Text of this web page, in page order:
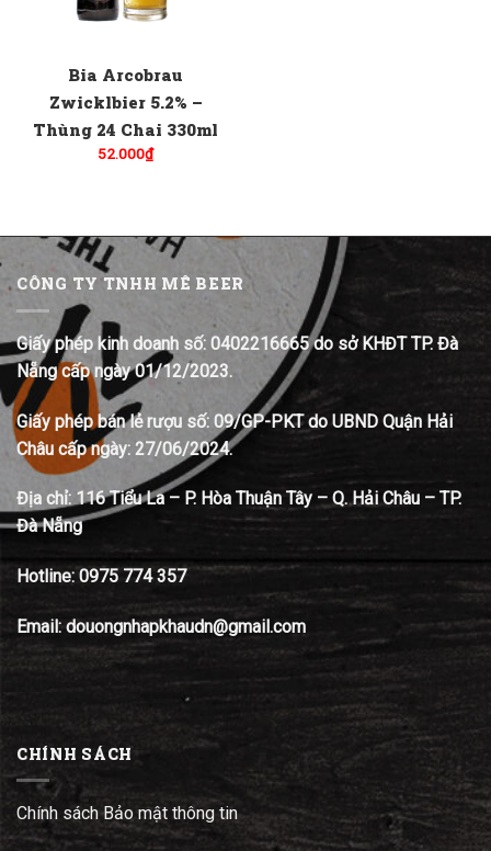
Bia Arcobrau
Zwicklbier 5.2% –
Thùng 24 Chai 330ml
52.000₫
CÔNG TY TNHH MÊ BEER
Giấy phép kinh doanh số: 0402216665 do sở KHĐT TP. Đà
Nẵng cấp ngày 01/12/2023.
Giấy phép bán lẻ rượu số: 09/GP-PKT do UBND Quận Hải
Châu cấp ngày: 27/06/2024.
Địa chỉ: 116 Tiểu La – P. Hòa Thuận Tây – Q. Hải Châu – TP.
Đà Nẵng
Hotline: 0975 774 357
Email: douongnhapkhaudn@gmail.com
CHÍNH SÁCH
Chính sách Bảo mật thông tin